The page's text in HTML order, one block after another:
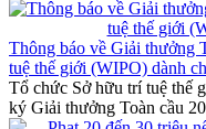
Thông báo về Giải thưởng
tuệ thế giới (WIPO) dành
Tổ chức Sở hữu trí tuệ thế
ký Giải thưởng Toàn cầu